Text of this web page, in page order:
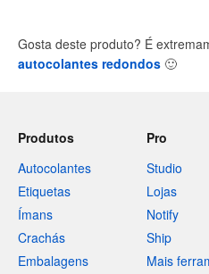
Gosta deste produto? É
autocolantes redondos 🙂
Produtos
Autocolantes
Etiquetas
Ímans
Crachás
Embalagens
Pro
Studio
Lojas
Notify
Ship
Mais